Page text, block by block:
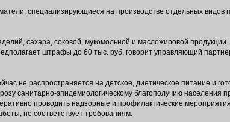
специализирующиеся на производстве отдельных видов
сахара, соковой, мукомольной и масложировой
штрафы до 60 тыс. руб, говорит управляющий
не распространяется на детское, диетическое питание и
санитарно-эпидемиологическому благополучию населения
проводить надзорные и профилактические
не соответствует требованиям.